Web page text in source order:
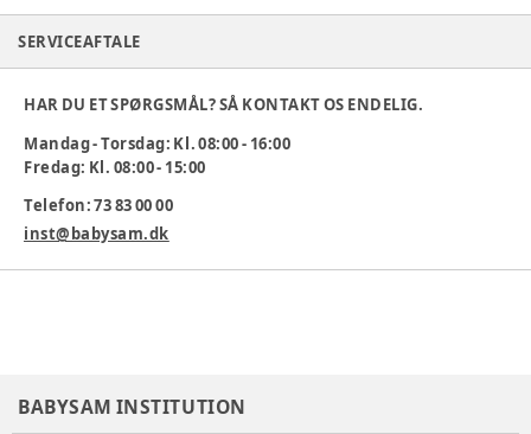
OBS: Overdel uden stel.
ældre stel. Kassen er udstyret med ventilationskanaler der
løber tværs af kassen. Dette sikrer et godt indeklima for
sovende børn. Liggemål: 56 X 100cm. Udv. mål:
B75xL106xH64cm. Vægt: 10 kg
Varenummer: 347786
SERVICEAFTALE
HAR DU ET SPØRGSMÅL? SÅ KONTAKT OS ENDELIG.
Mandag - Torsdag: Kl. 08:00 - 16:00
Fredag: Kl. 08:00 - 15:00
Telefon: 73 83 00 00
inst@babysam.dk
BABYSAM INSTITUTION